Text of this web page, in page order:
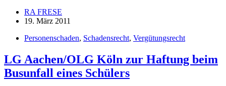
RA FRESE
19. März 2011
Personenschaden, Schadensrecht, Vergütungsrecht
LG Aachen/OLG Köln zur Haftung beim
Busunfall eines Schülers